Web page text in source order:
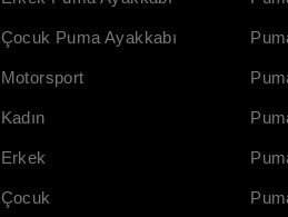
Çocuk Puma Ayakkabı
Motorsport
Kadın
Erkek
Çocuk